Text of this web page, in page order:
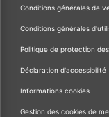
Conditions générales de
Conditions générales
Politique de protection
Déclaration d'accessibilité
Informations cookies
Gestion des cookies de